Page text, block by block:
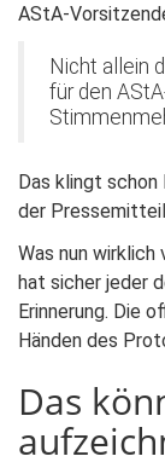
AStA-
Nicht allein
für den
Das klingt
der
Was nun
hat sicher jeder
Erinnerung. Die
Händen des
Das